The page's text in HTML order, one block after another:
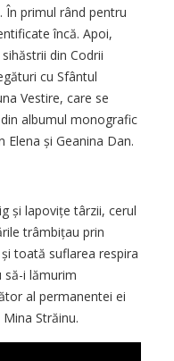
În primul rând pentru
încă. Apoi,
din Codrii
cu Sfântul
Vestire, care se
albumul monografic
și Geanina Dan.
și lapovițe târzii, cerul
trâmbițau prin
toată suflarea respira
să-i lămurim
al permanentei ei
Străinu.